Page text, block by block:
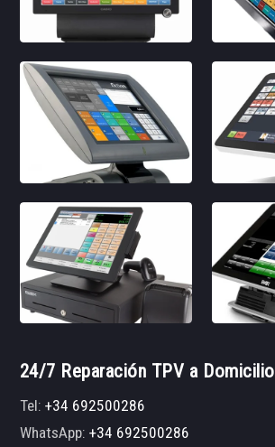
24/7 Reparación TPV a Domicilio
Tel:+34 692500286
WhatsApp:+34 692500286